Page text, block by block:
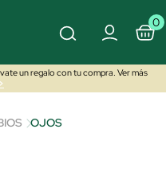
0
un regalo con tu compra. Ver más
OJOS